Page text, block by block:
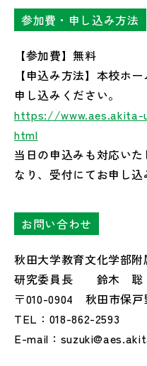
参加費・申し込み方法
【参加費】無料
【申込み方法】本校ホ
申し込みください。
https://
html
当日の申込みも対応い
なり、受付にてお申し込
お問い合わせ
秋田大学教育文化学部
研究委員長 鈴木 聡
〒010-0904 秋田市保戸
TEL：018-862-2593
E-mail：